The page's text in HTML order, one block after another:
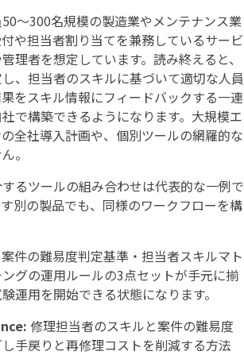
〜300名規模の製造業やメンテナンス業
や担当者割り当てを兼務しているサービ
理者を想定しています。読み終えると、
、担当者のスキルに基づいて適切な人員
をスキル情報にフィードバックする一連
で構築できるようになります。大規模エ
全社導入計画や、個別ツールの網羅的な
。
るツールの組み合わせは代表的な一例で
別の製品でも、同様のワークフローを構
件の難易度判定基準・担当者スキルマト
グの運用ルールの3点セットが手元に揃
運用を開始できる状態になります。
修理担当者のスキルと案件の難易度
手戻りと再修理コストを削減する方法